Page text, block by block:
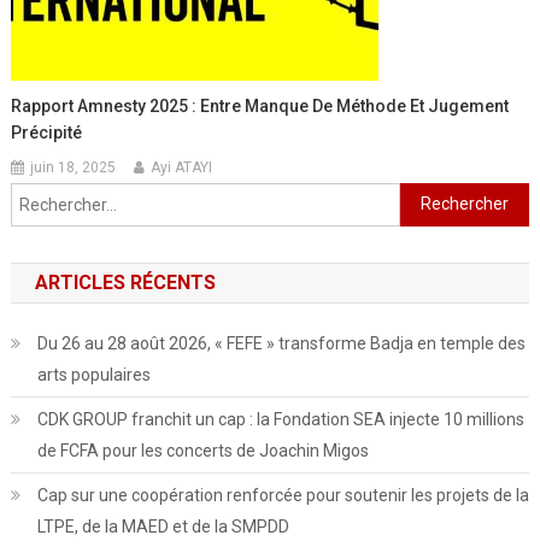
Rapport Amnesty 2025 : Entre Manque De Méthode Et Jugement
Précipité
juin 18, 2025 Ayi ATAYI
Rechercher :
ARTICLES RÉCENTS
Du 26 au 28 août 2026, « FEFE » transforme Badja en temple des
arts populaires
CDK GROUP franchit un cap : la Fondation SEA injecte 10 millions
de FCFA pour les concerts de Joachin Migos
Cap sur une coopération renforcée pour soutenir les projets de la
LTPE, de la MAED et de la SMPDD